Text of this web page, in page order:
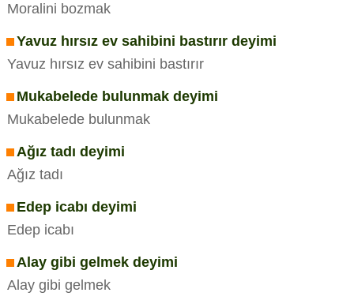
Moralini bozmak
Yavuz hırsız ev sahibini bastırır deyimi
Yavuz hırsız ev sahibini bastırır
Mukabelede bulunmak deyimi
Mukabelede bulunmak
Ağız tadı deyimi
Ağız tadı
Edep icabı deyimi
Edep icabı
Alay gibi gelmek deyimi
Alay gibi gelmek